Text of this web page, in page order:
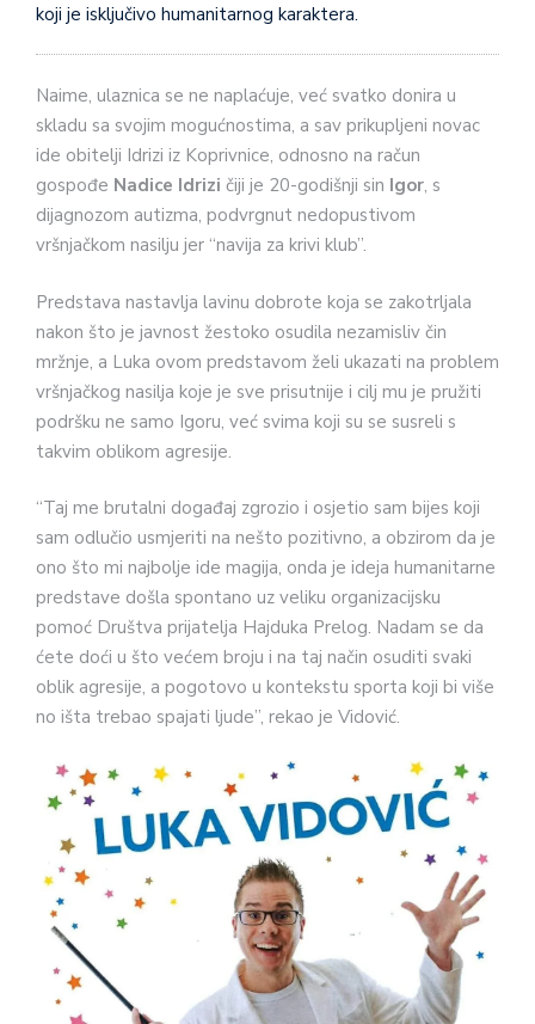
koji je isključivo humanitarnog karaktera.
Naime, ulaznica se ne naplaćuje, već svatko donira u
skladu sa svojim mogućnostima, a sav prikupljeni novac
ide obitelji Idrizi iz Koprivnice, odnosno na račun
gospođe Nadice Idrizi čiji je 20-godišnji sin Igor, s
dijagnozom autizma, podvrgnut nedopustivom
vršnjačkom nasilju jer “navija za krivi klub”.
Predstava nastavlja lavinu dobrote koja se zakotrljala
nakon što je javnost žestoko osudila nezamisliv čin
mržnje, a Luka ovom predstavom želi ukazati na problem
vršnjačkog nasilja koje je sve prisutnije i cilj mu je pružiti
podršku ne samo Igoru, već svima koji su se susreli s
takvim oblikom agresije.
“Taj me brutalni događaj zgrozio i osjetio sam bijes koji
sam odlučio usmjeriti na nešto pozitivno, a obzirom da je
ono što mi najbolje ide magija, onda je ideja humanitarne
predstave došla spontano uz veliku organizacijsku
pomoć Društva prijatelja Hajduka Prelog. Nadam se da
ćete doći u što većem broju i na taj način osuditi svaki
oblik agresije, a pogotovo u kontekstu sporta koji bi više
no išta trebao spajati ljude”, rekao je Vidović.